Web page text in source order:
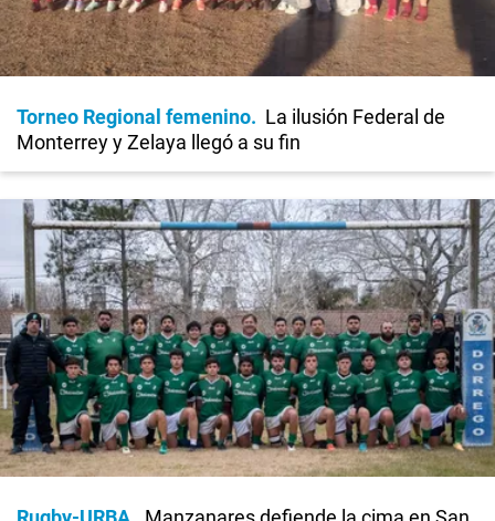
Torneo Regional femenino
La ilusión Federal de
Monterrey y Zelaya llegó a su fin